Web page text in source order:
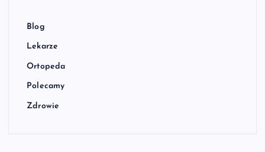
Blog
Lekarze
Ortopeda
Polecamy
Zdrowie